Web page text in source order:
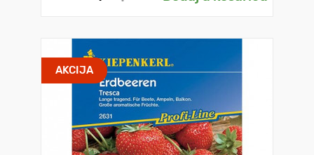
AKCIJA